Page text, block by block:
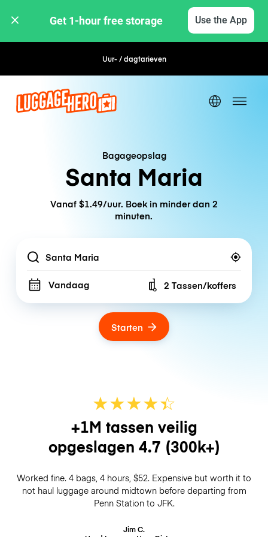
Get 1-hour free storage Use the App
Uur- / dagtarieven Flexibel boeken
Bagageopslag
Santa Maria
Vanaf $1.49/uur. Boek in minder dan 2
minuten.
Location
Vandaag Number of bags
2 Tassen/koffers
Starten
★★★★☆
★
+1M tassen veilig
opgeslagen 4.7 (300k+)
Worked fine. 4 bags, 4 hours, $52. Expensive but worth it to
not haul luggage around midtown before departing from
Penn Station to JFK.
Jim C.